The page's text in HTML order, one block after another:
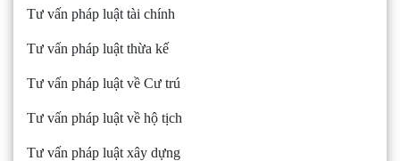
Tư vấn pháp luật tài chính
Tư vấn pháp luật thừa kế
Tư vấn pháp luật về Cư trú
Tư vấn pháp luật về hộ tịch
Tư vấn pháp luật xây dựng